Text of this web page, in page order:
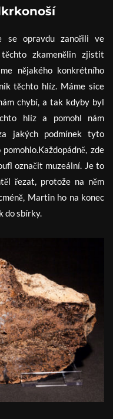
se opravdu zanořili ve
zkamenělin zjistit
nějakého konkrétního
těchto hlíz. Máme sice
chybí, a tak kdyby byl
hlíz a pomohl nám
jakých podmínek tyto
zde
označit muzeální. Je to
řezat, protože na něm
Martin ho na konec
do sbírky.